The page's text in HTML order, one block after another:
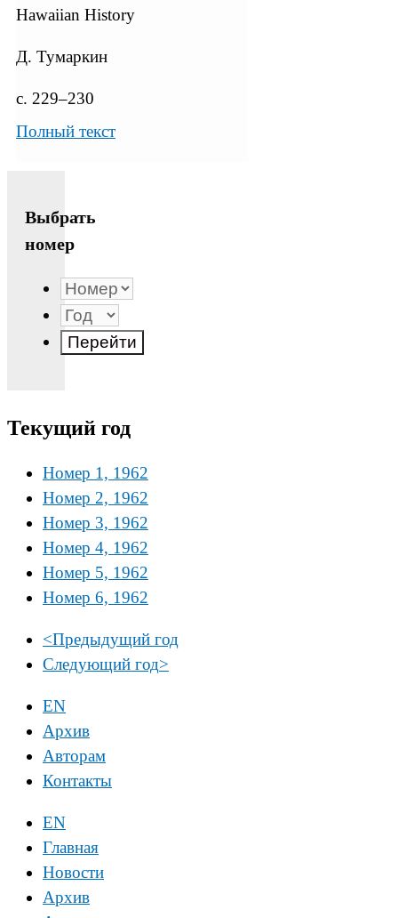
Hawaiian History
Д. Тумаркин
с. 229–230
Полный текст
Выбрать
номер
Текущий год
Номер 1, 1962
Номер 2, 1962
Номер 3, 1962
Номер 4, 1962
Номер 5, 1962
Номер 6, 1962
<Предыдущий год
Следующий год>
EN
Архив
Авторам
Контакты
EN
Главная
Новости
Архив